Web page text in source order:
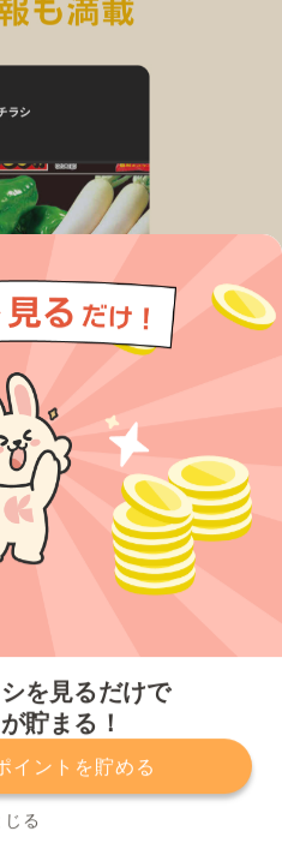
貯まる！
イントを貯める
じる
せ
チラシ掲載をお考えの方